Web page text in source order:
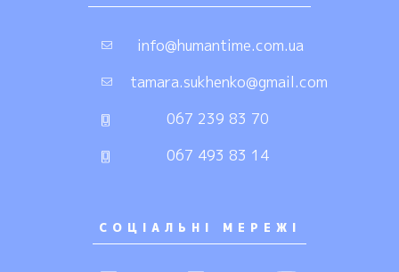
info@humantime.com.ua
tamara.sukhenko@gmail.com
067 239 83 70
067 493 83 14
СОЦIАЛЬНI МЕРЕЖI